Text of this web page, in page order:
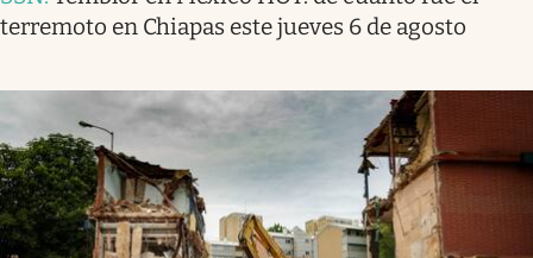
terremoto en Chiapas este jueves 6 de agosto